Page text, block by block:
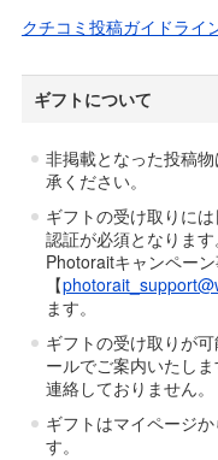
クチコミ投稿ガイドライ
ギフトについて
非掲載となった投稿
承ください。
ギフトの受け取りに
認証が必須となります
Photoraitキャンペー
【
ます。
ギフトの受け取りが
ールでご案内いたし
連絡しておりません。
ギフトはマイページ
す。